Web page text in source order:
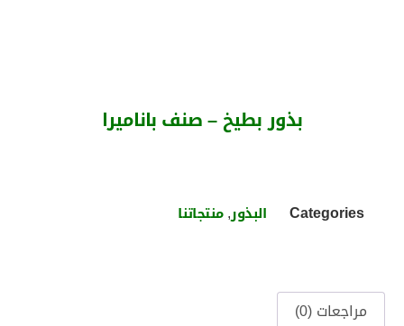
بذور بطيخ – صنف باناميرا
Categories البذور,منتجاتنا
مراجعات (0)